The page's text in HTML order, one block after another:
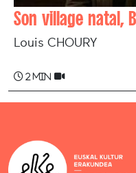
Son village natal,
Louis CHOURY
2 min